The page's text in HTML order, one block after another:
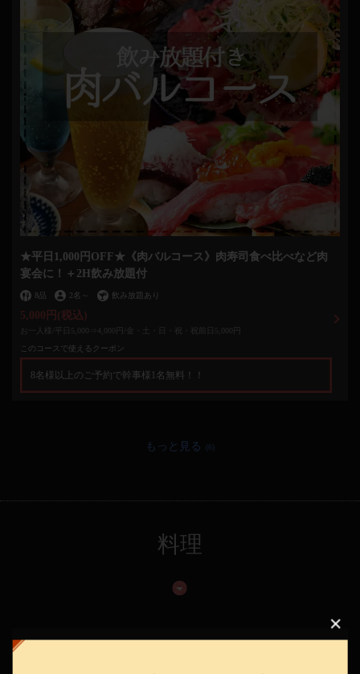
★平日1,000円OFF★《肉バルコース》肉寿司食べ比べなど肉
宴会に！＋2H飲み放題付
8品 2名 ～ 飲み放題あり
5,000円 (税込)
お一人様/平日5,000⇒4,000円/金・土・日・祝・祝前日5,000円
このコースで使えるクーポン
8名様以上のご予約で幹事様1名無料！！
もっと見る (6)
料理